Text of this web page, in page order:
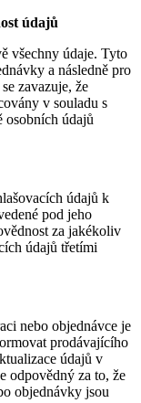
údajů
všechny údaje. Tyto
a následně pro
zavazuje, že
v souladu s
osobních údajů
údajů k
pod jeho
za jakékoliv
údajů třetími
nebo objednávce je
prodávajícího
údajů v
odpovědný za to, že
objednávky jsou